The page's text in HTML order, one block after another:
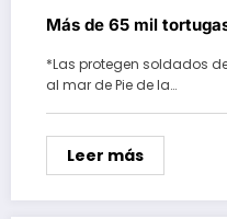
Más de 65 mil
*Las protegen soldados
al mar de Pie de la…
Leer más